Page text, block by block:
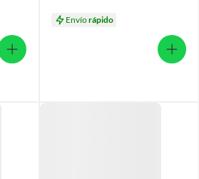
Envíorápido